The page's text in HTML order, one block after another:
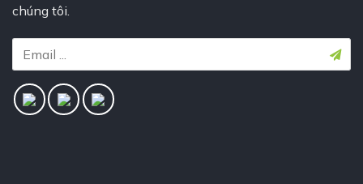
chúng tôi.